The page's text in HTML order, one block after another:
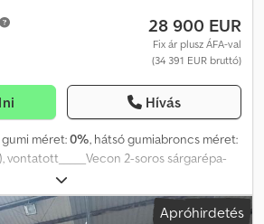
28 900 EUR
Fix ár plusz ÁFA-val
(34 391 EUR bruttó)
Hívás
gumi méret:0%, hátsó gumiabroncs méret:
vontatott_____Vecon 2-soros sárgarépa-
távirányítóval és 2 különálló kézi
A betakarítógép
Ügyfél DsdpfozdgxmexApróhirdetés